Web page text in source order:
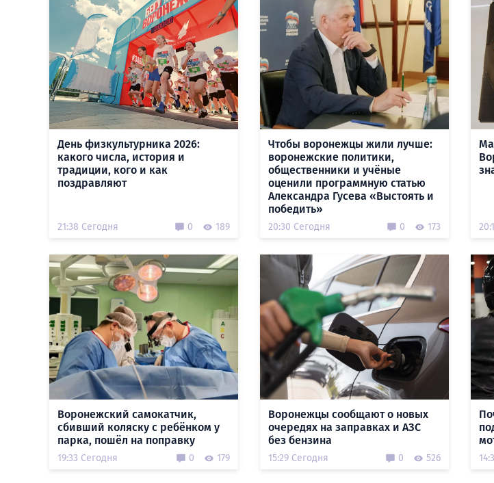
День физкультурника 2026:
какого числа, история и
традиции, кого и как
поздравляют
21:38 Сегодня 0 189
Чтобы воронежцы жили лучше:
воронежские политики,
общественники и учёные
оценили программную статью
Александра Гусева «Выстоять и
победить»
20:30 Сегодня 0 173
Воронежский самокатчик,
сбивший коляску с ребёнком у
парка, пошёл на поправку
19:33 Сегодня 0 179
Воронежцы сообщают о новых
очередях на заправках и АЗС
без бензина
15:29 Сегодня 0 526